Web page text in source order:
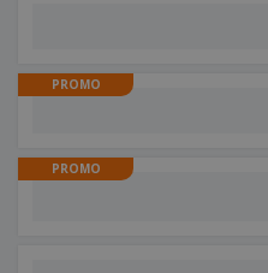
PROMO
PROMO